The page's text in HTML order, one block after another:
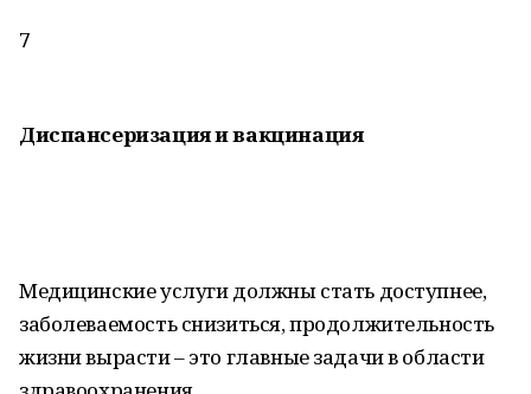
7
Диспансеризация и вакцинация
Медицинские услуги должны стать доступнее,
заболеваемость снизиться, продолжительность
жизни вырасти – это главные задачи в области